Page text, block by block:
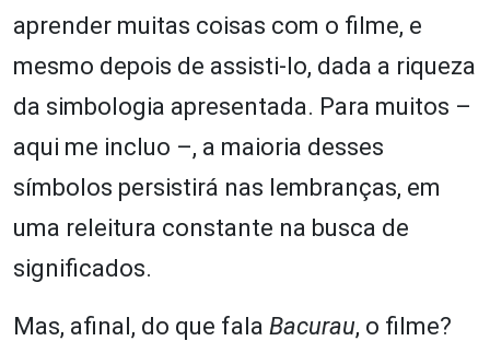
aprender muitas coisas com o filme, e
mesmo depois de assisti-lo, dada a riqueza
da simbologia apresentada. Para muitos –
aqui me incluo –, a maioria desses
símbolos persistirá nas lembranças, em
uma releitura constante na busca de
significados.
Mas, afinal, do que fala Bacurau, o filme?